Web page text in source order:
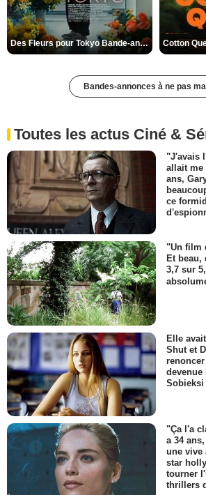
Des Fleurs pour Tokyo Bande-annonce VO STFR
Bandes-annonces à ne pas
Toutes les actus Ciné &
"J'avais
allait me
ans,
ce
"Un film
Et
3,7 sur
Elle
Shut et
devenue
Sobieksi
"Ça l'a
a 34
une vive
star
tourner
thrillers